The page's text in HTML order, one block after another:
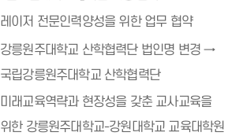
레이저 전문인력양성을 위한 업무 협약
강릉원주대학교 산학협력단 법인명 변경 →
국립강릉원주대학교 산학협력단
미래교육역략과 현장성을 갖춘 교사교육을
위한 강릉원주대학교-강원대학교 교육대학원